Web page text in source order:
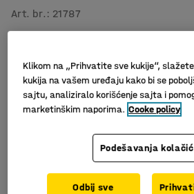
Art. br. : 21787
Klikom na „Prihvatite sve kukije“,
kukija na vašem uređaju kako bi se
sajtu, analiziralo korišćenje sajta i
marketinškim naporima. Cooke policy
Podešavanja
Odbij sve